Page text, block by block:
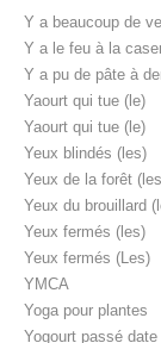
Y a beaucoup de
Y a le feu à la
Y a pu de pâte à
Yaourt qui tue (le)
Yaourt qui tue (le)
Yeux blindés (les)
Yeux de la forêt
Yeux du brouillard
Yeux fermés (les)
Yeux fermés (Les)
YMCA
Yoga pour plantes
Yogourt passé date